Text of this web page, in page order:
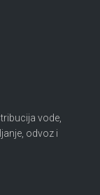
vode,
odvoz i